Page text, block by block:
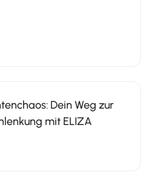
Dein Weg zur
mit ELIZA